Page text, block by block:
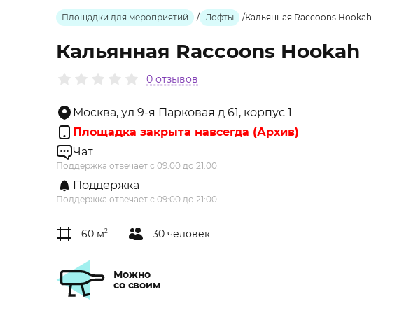
Площадки для мероприятий / Лофты /Кальянная Raccoons Hookah
Кальянная Raccoons Hookah
0 отзывов
Москва, ул 9-я Парковая д 61, корпус 1
Площадка закрыта навсегда (Архив)
Чат
Поддержка отвечает с 09:00 до 21:00
Поддержка
Поддержка отвечает с 09:00 до 21:00
60 м2 30 человек
Можно
со своим